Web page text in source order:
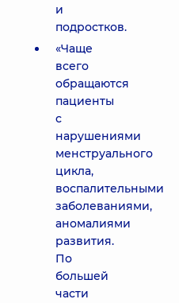
и
подростков.
«Чаще
всего
обращаются
пациенты
с
нарушениями
менструального
цикла,
воспалительными
заболеваниями,
аномалиями
развития.
По
большей
части